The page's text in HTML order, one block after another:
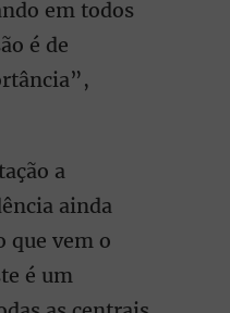
em todos
é de
a
ainda
que vem o
é um